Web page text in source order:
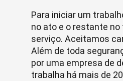
Para iniciar um
no ato e o restante no
serviço. Aceitamos
Além de toda
por uma empresa de
trabalha há mais de